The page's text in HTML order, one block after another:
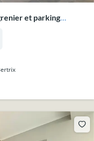
et parking